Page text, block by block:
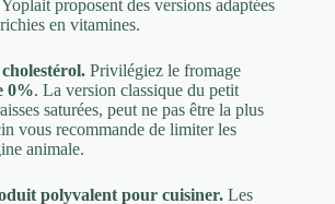
proposent des versions adaptées
en vitamines.
Privilégiez le fromage
0%. La version classique du petit
saturées, peut ne pas être la plus
vous recommande de limiter les
animale.
polyvalent pour cuisiner. Les